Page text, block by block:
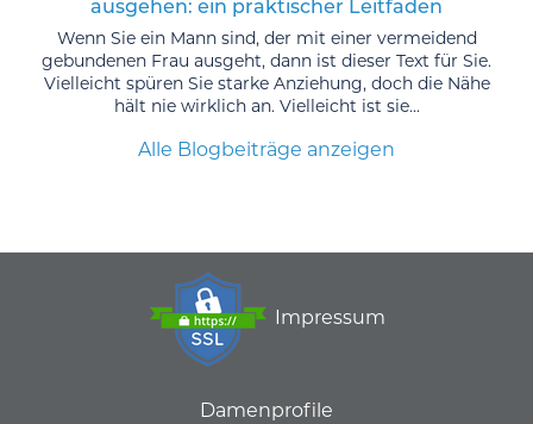
ausgehen: ein praktischer Leitfaden
Wenn Sie ein Mann sind, der mit einer vermeidend
gebundenen Frau ausgeht, dann ist dieser Text für Sie.
Vielleicht spüren Sie starke Anziehung, doch die Nähe
hält nie wirklich an. Vielleicht ist sie...
Alle Blogbeiträge anzeigen
Impressum
Damenprofile